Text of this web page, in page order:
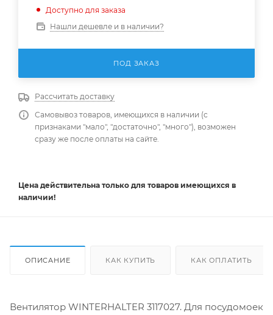
Доступно для заказа
Нашли дешевле и в наличии?
ПОД ЗАКАЗ
Рассчитать доставку
Самовывоз товаров, имеющихся в наличии (с
признаками "мало", "достаточно", "много"), возможен
сразу же после оплаты на сайте.
Цена действительна только для товаров имеющихся в
наличии!
ОПИСАНИЕ КАК КУПИТЬ КАК ОПЛАТИТЬ
Вентилятор WINTERHALTER 3117027. Для посудомоек